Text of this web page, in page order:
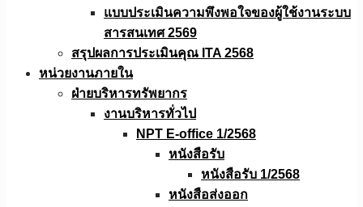
แบบประเมินความพึงพอใจของผู้ใช้งานระบบ
สารสนเทศ 2569
สรุปผลการประเมินคุณ ITA 2568
หน่วยงานภายใน
ฝ่ายบริหารทรัพยากร
งานบริหารทั่วไป
NPT E-office 1/2568
หนังสือรับ
หนังสือรับ 1/2568
หนังสือส่งออก